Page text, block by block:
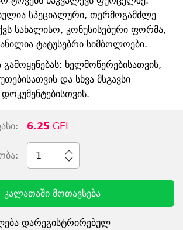
სპეციალური, თერმოგამძლე
სახალისო, კონუსისებური ფორმა,
ტატუსებრი სიმბოლოები.
ხელმოწერებისათვის,
და სხვა მსგავსი
6.25 GEL
1
კალათაში მოთავსება
დარეგისტრირებულ